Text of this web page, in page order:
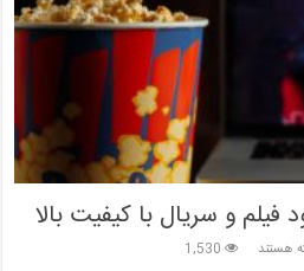
و سریال با کیفیت بالا
هستند 1,530